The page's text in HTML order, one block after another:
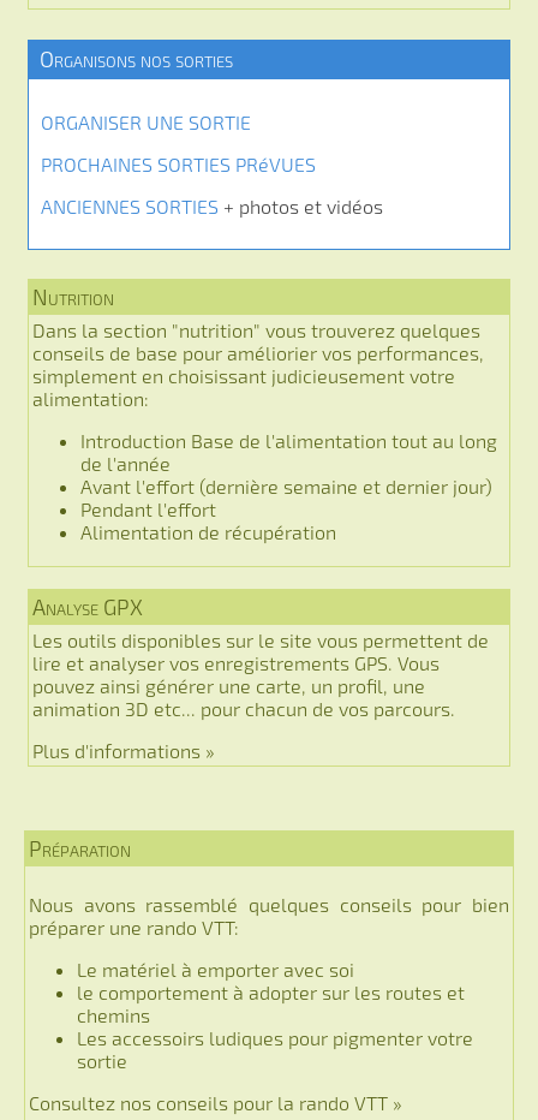
Organisons nos sorties
ORGANISER UNE SORTIE
PROCHAINES SORTIES PRéVUES
ANCIENNES SORTIES + photos et vidéos
Nutrition
Dans la section "nutrition" vous trouverez quelques
conseils de base pour améliorier vos performances,
simplement en choisissant judicieusement votre
alimentation:
Introduction Base de l'alimentation tout au long
de l'année
Avant l'effort (dernière semaine et dernier jour)
Pendant l'effort
Alimentation de récupération
Analyse GPX
Les outils disponibles sur le site vous permettent de
lire et analyser vos enregistrements GPS. Vous
pouvez ainsi générer une carte, un profil, une
animation 3D etc... pour chacun de vos parcours.
Plus d'informations »
Préparation
Nous avons rassemblé quelques conseils pour bien
préparer une rando VTT:
Le matériel à emporter avec soi
le comportement à adopter sur les routes et
chemins
Les accessoirs ludiques pour pigmenter votre
sortie
Consultez nos conseils pour la rando VTT »